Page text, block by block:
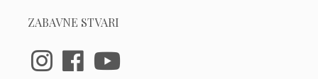
ZABAVNE STVARI